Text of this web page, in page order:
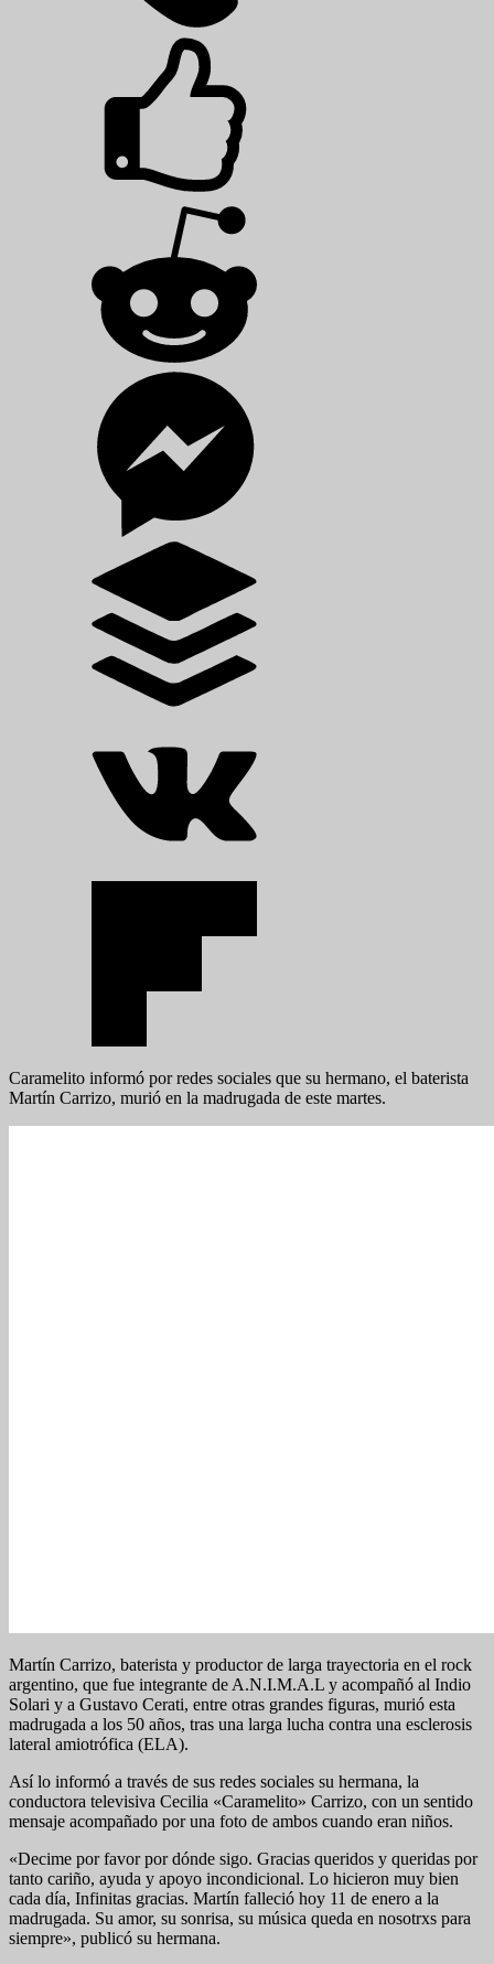
Caramelito informó por redes sociales que su hermano, el baterista
Martín Carrizo, murió en la madrugada de este martes.
Martín Carrizo, baterista y productor de larga trayectoria en el rock
argentino, que fue integrante de A.N.I.M.A.L y acompañó al Indio
Solari y a Gustavo Cerati, entre otras grandes figuras, murió esta
madrugada a los 50 años, tras una larga lucha contra una esclerosis
lateral amiotrófica (ELA).
Así lo informó a través de sus redes sociales su hermana, la
conductora televisiva Cecilia «Caramelito» Carrizo, con un sentido
mensaje acompañado por una foto de ambos cuando eran niños.
«Decime por favor por dónde sigo. Gracias queridos y queridas por
tanto cariño, ayuda y apoyo incondicional. Lo hicieron muy bien
cada día, Infinitas gracias. Martín falleció hoy 11 de enero a la
madrugada. Su amor, su sonrisa, su música queda en nosotrxs para
siempre», publicó su hermana.